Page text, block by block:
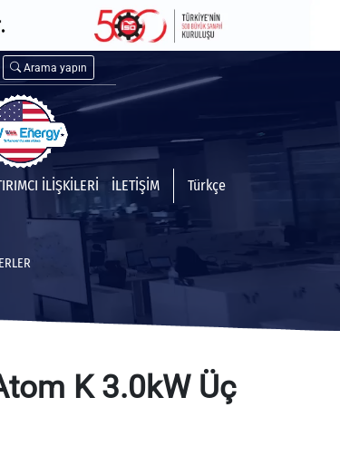
Arama yapın
İLİŞKİLERİ İLETİŞİM Türkçe
K 3.0kW Üç